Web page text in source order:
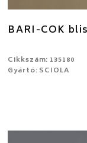
BARI-COK
Cikkszám: 135180
Gyártó: SCIOLA